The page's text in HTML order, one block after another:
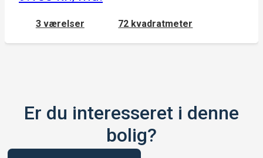
3 værelser 72 kvadratmeter
Er du interesseret i denne
bolig?